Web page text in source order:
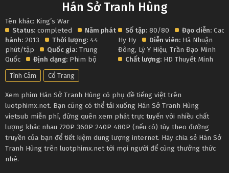
Hán Sở Tranh Hùng
Tên khác: King’s War
Status: completed
Năm phát
hành: 2013 Thời lượng: 44
phút/tập
Quốc gia: Trung
Quốc
Định dạng: Phim bộ
Số tập: 80/80 Đạo diễn: Cao
Hy Hy
Diễn viên: Hà Nhuận
Đông, Lý Y Hiệu,Trần Đạo Minh
Chất lượng: HD Thuyết Minh
Tình Cảm Cổ Trang
Xem phim Hán Sở Tranh Hùng có phụ đề tiếng việt trên
luotphimx.net. Bạn cũng có thể tải xuống Hán Sở Tranh Hùng
vietsub miễn phí, đừng quên xem phát trực tuyến với nhiều chất
lượng khác nhau 720P 360P 240P 480P (nếu có) tùy theo đường
truyền của bạn để tiết kiệm dung lượng internet. Hãy chia sẻ Hán Sở
Tranh Hùng trên luotphimx.net tới mọi người để cùng thưởng thức
nhé.